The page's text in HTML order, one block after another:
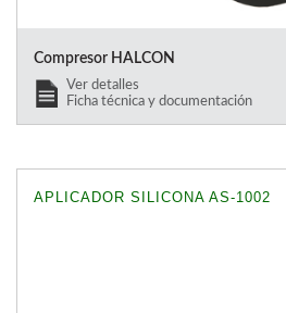
Compresor HALCON
Ver detalles
Ficha técnica y documentación
APLICADOR SILICONA AS-1002